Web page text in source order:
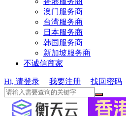
澳门服务商
台湾服务商
日本服务商
韩国服务商
新加坡服务商
不诚信商家
Hi, 请登录 我要注册 找回密码